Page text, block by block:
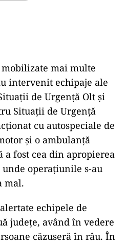
mai multe
intervenit echipaje ale
de Urgență Olt și
Situații de Urgență
cu autospeciale de
și o ambulanță
a fost cea din apropierea
operațiunile s-au
mal.
echipele de
județe, având în vedere
căzuseră în râu. În